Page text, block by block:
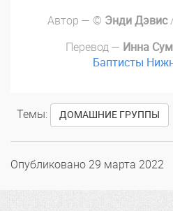
Автор — © Энди Дэвис
Перевод — Инна
Баптисты
Темы: ДОМАШНИЕ ГРУППЫ
Опубликовано 29 марта 2022